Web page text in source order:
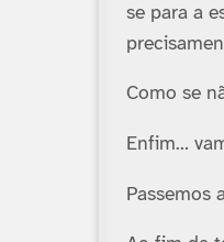
se para a
Como se
Enfim…
Passemos